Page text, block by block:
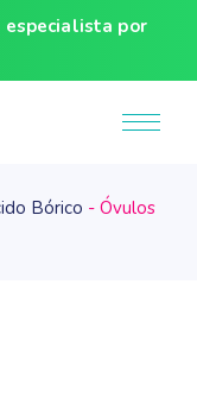
especialista por
Bórico
Óvulos